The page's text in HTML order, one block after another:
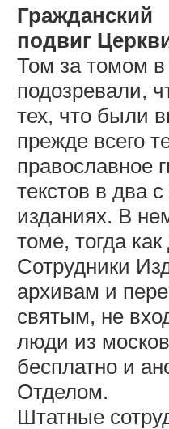
Гражданский
подвиг
Том за томом в
подозревали,
тех, что были
прежде всего
православное
текстов в два
изданиях. В
томе, тогда
Сотрудники
архивам и
святым, не
люди из
бесплатно и
Отделом.
Штатные